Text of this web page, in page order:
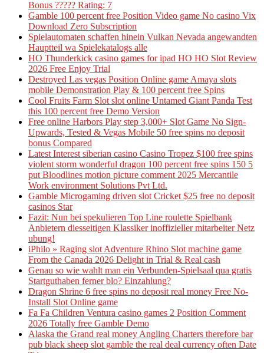
Bonus ????? Rating: 7
Gamble 100 percent free Position Video game No casino Vix
Download Zero Subscription
Spielautomaten schaffen hinein Vulkan Nevada angewandten
Hauptteil wa Spielekatalogs alle
HO Thunderkick casino games for ipad HO HO Slot Review
2026 Free Enjoy Trial
Destroyed Las vegas Position Online game Amaya slots
mobile Demonstration Play & 100 percent free Spins
Cool Fruits Farm Slot slot online Untamed Giant Panda Test
this 100 percent free Demo Version
Free online Harbors Play step 3,000+ Slot Game No Sign-
Upwards, Tested & Vegas Mobile 50 free spins no deposit
bonus Compared
Latest Interest siberian casino Casino Tropez $100 free spins
violent storm wonderful dragon 100 percent free spins 150 5
put Bloodlines motion picture comment 2025 Mercantile
Work environment Solutions Pvt Ltd.
Gamble Microgaming driven slot Cricket $25 free no deposit
casinos Star
Fazit: Nun bei spekulieren Top Line roulette Spielbank
Anbietern diesseitigen Klassiker inoffizieller mitarbeiter Netz
ubung!
iPhilo » Raging slot Adventure Rhino Slot machine game
From the Canada 2026 Delight in Trial & Real cash
Genau so wie wahlt man ein Verbunden-Spielsaal qua gratis
Startguthaben ferner blo? Einzahlung?
Dragon Shrine 6 free spins no deposit real money Free No-
Install Slot Online game
Fa Fa Children Ventura casino games 2 Position Comment
2026 Totally free Gamble Demo
Alaska the Grand real money Angling Charters therefore bar
pub black sheep slot gamble the real deal currency often Date